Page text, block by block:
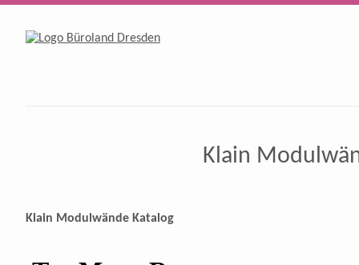
Klain
Klain Modulwände Katalog